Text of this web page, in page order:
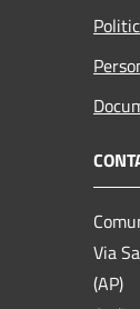
Via
(AP)